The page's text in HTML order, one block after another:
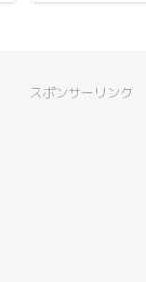
スポンサーリンク